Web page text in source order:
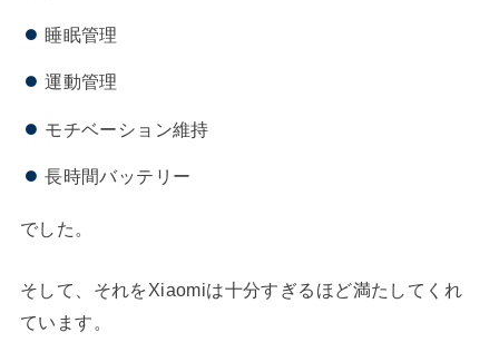
睡眠管理
運動管理
モチベーション維持
長時間バッテリー
でした。
そして、それをXiaomiは十分すぎるほど満たしてくれ
ています。